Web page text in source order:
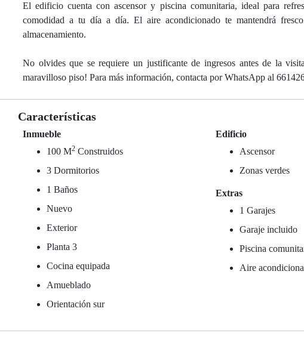
El edificio cuenta con ascensor y piscina comunitaria, ideal para
comodidad a tu día a día. El aire acondicionado te mantendrá
almacenamiento.
No olvides que se requiere un justificante de ingresos antes de la
maravilloso piso! Para más información, contacta por WhatsApp al
Características
Inmueble
100 M2 Construidos
3 Dormitorios
1 Baños
Nuevo
Exterior
Planta 3
Cocina equipada
Amueblado
Orientación sur
Edificio
Ascensor
Zonas verdes
Extras
1 Garajes
Garaje incluido
Piscina
Aire